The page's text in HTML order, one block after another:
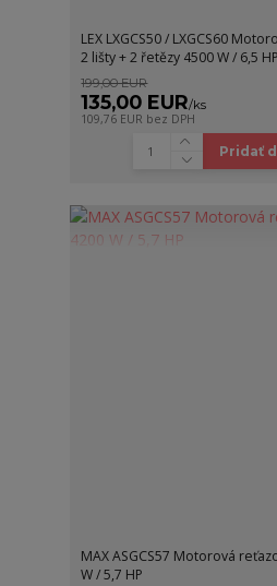
LEX LXGCS50 / LXGCS60
2 lišty + 2 řetězy 4500 W / 6,5 HP
199,00 EUR
135,00 EUR/ks
109,76 EUR bez DPH
Pridať
MAX ASGCS57 Motorová
W / 5,7 HP